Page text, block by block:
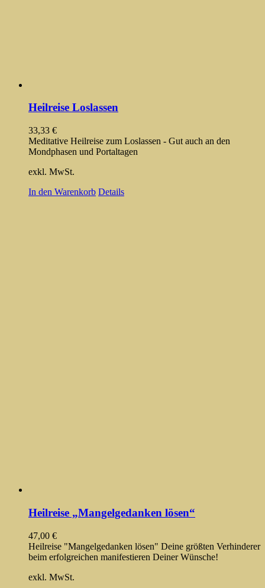
Heilreise Loslassen
33,33 €
Meditative Heilreise zum Loslassen - Gut auch an den
Mondphasen und Portaltagen
exkl. MwSt.
In den Warenkorb Details
Heilreise „Mangelgedanken lösen“
47,00 €
Heilreise "Mangelgedanken lösen" Deine größten Verhinderer
beim erfolgreichen manifestieren Deiner Wünsche!
exkl. MwSt.